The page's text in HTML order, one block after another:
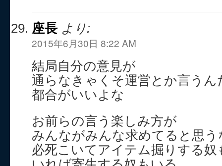
座長 より:
2015年6月30日 8:22 AM
結局自分の意見が
通らなきゃくそ運営とか言うん
都合がいいよな
お前らの言う楽しみ方が
みんながみんな求めてると思う
必死こいてアイテム掘りする奴